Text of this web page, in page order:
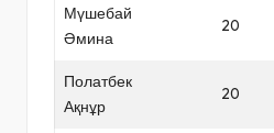
Мүшебай
Әмина
20
Полатбек
Ақнұр
20